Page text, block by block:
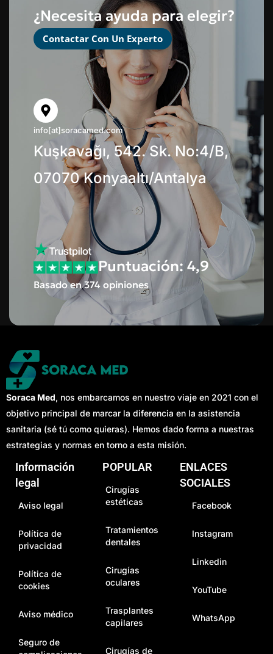
¿Necesita ayuda para elegir?
Contactar Con Un Experto
info[at]soracamed.com
Kuşkavağı, 542. Sk. No:4/B,
07070 Konyaaltı/Antalya
Puntuación: 4,9
Basado en 374 opiniones
Soraca Med, nos embarcamos en nuestro viaje en 2021 con el
objetivo principal de marcar la diferencia en la asistencia
sanitaria (sé tú como quieras). Hemos dado forma a nuestras
estrategias y normas en torno a esta misión.
Información
legal
Aviso legal
Política de
privacidad
Política de
cookies
Aviso médico
Seguro de
POPULAR
Cirugías
estéticas
Tratamientos
dentales
Cirugías
oculares
Trasplantes
capilares
Cirugías de
ENLACES
SOCIALES
Facebook
Instagram
Linkedin
YouTube
WhatsApp